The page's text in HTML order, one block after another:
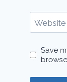
Website
Save